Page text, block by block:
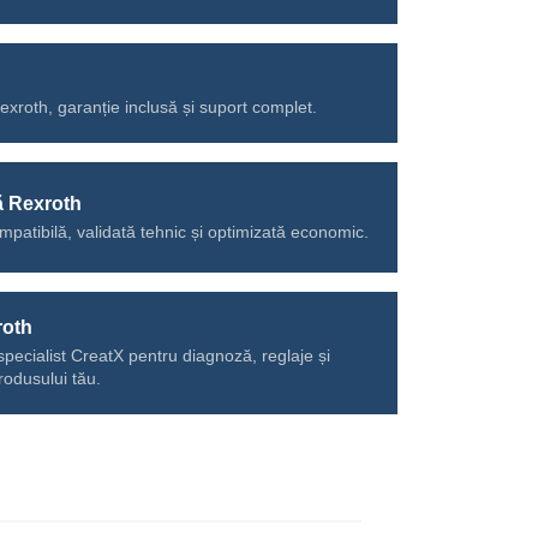
garanție inclusă și suport complet.
Rexroth
validată tehnic și optimizată economic.
CreatX pentru diagnoză, reglaje și
tău.